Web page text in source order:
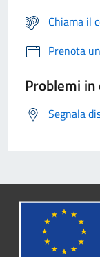
Chiama il
Prenota
Problemi
Segnala